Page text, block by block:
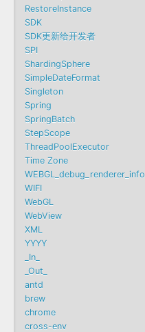
RestoreInstance
SDK
SDK更新给开发者
SPI
ShardingSphere
SimpleDateFormat
Singleton
Spring
SpringBatch
StepScope
ThreadPoolExecutor
Time Zone
WEBGL_debug_renderer_info
WIFI
WebGL
WebView
XML
YYYY
_In_
_Out_
antd
brew
chrome
cross-env